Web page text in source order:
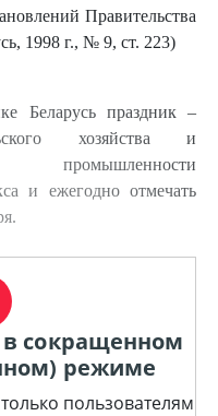
Правительства
1998 г., № 9, ст. 223)
Беларусь праздник –
хозяйства и
и ежегодно отмечать
сокращенном
режиме
пользователям